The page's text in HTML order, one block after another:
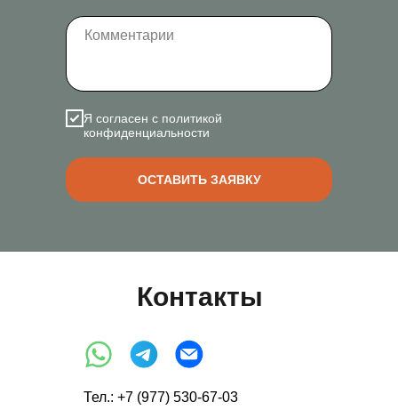
Я согласен с политикой
конфиденциальности
ОСТАВИТЬ ЗАЯВКУ
Контакты
Тел.: +7 (977) 530-67-03